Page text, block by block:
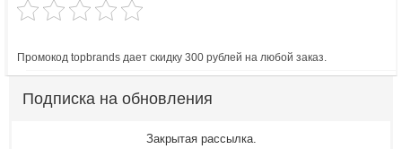
Промокод topbrands дает скидку 300 рублей на любой заказ.
Подписка на обновления
Закрытая рассылка.